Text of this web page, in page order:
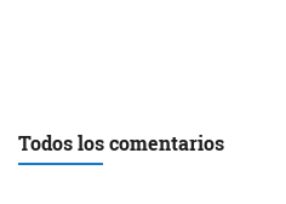
Todos los comentarios